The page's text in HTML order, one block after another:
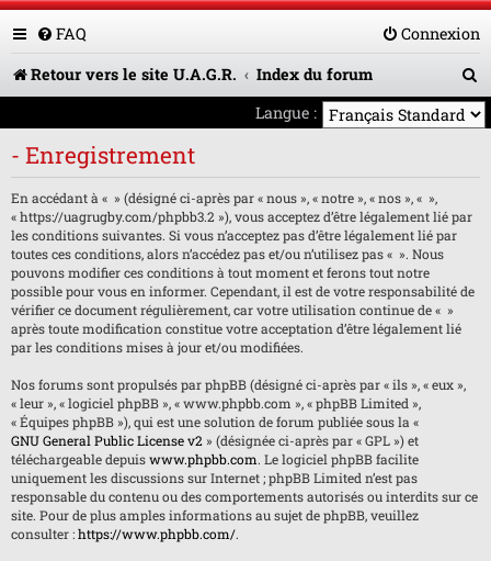
FAQ
Connexion
Retour vers le site U.A.G.R.
Index du forum
e
h
Langue :
- Enregistrement
En accédant à « » (désigné ci-après par « nous », « notre », « nos », « »,
« https://uagrugby.com/phpbb3.2 »), vous acceptez d’être légalement lié par
les conditions suivantes. Si vous n’acceptez pas d’être légalement lié par
toutes ces conditions, alors n’accédez pas et/ou n’utilisez pas « ». Nous
pouvons modifier ces conditions à tout moment et ferons tout notre
possible pour vous en informer. Cependant, il est de votre responsabilité de
vérifier ce document régulièrement, car votre utilisation continue de « »
après toute modification constitue votre acceptation d’être légalement lié
par les conditions mises à jour et/ou modifiées.
Nos forums sont propulsés par phpBB (désigné ci-après par « ils », « eux »,
« leur », « logiciel phpBB », « www.phpbb.com », « phpBB Limited »,
« Équipes phpBB »), qui est une solution de forum publiée sous la «
GNU General Public License v2 » (désignée ci-après par « GPL ») et
téléchargeable depuiswww.phpbb.com. Le logiciel phpBB facilite
uniquement les discussions sur Internet ; phpBB Limited n’est pas
responsable du contenu ou des comportements autorisés ou interdits sur ce
site. Pour de plus amples informations au sujet de phpBB, veuillez
consulter :https://www.phpbb.com/.